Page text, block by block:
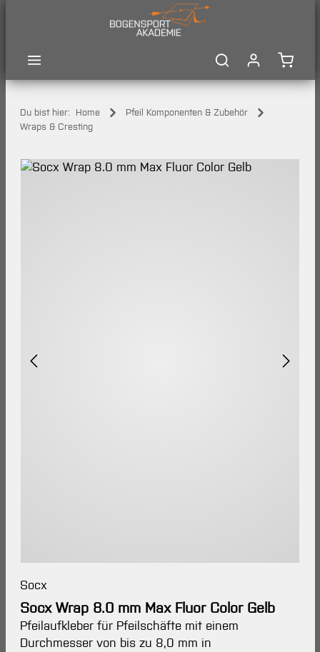
Du bist hier: Home
Pfeil Komponenten & Zubehör
Wraps & Cresting
Bildergalerie überspringen
Socx
Socx Wrap 8.0 mm Max Fluor Color Gelb
Pfeilaufkleber für Pfeilschäfte mit einem
Durchmesser von bis zu 8,0 mm in